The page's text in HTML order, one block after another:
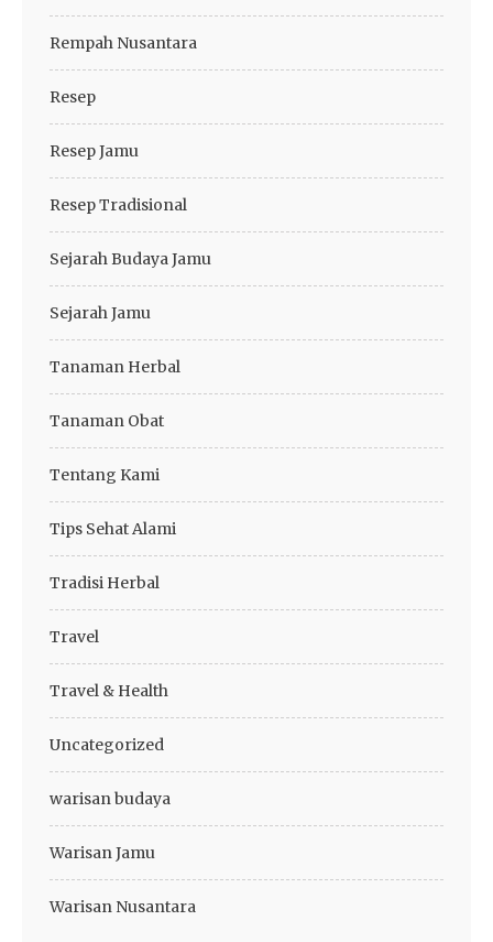
Rempah Nusantara
Resep
Resep Jamu
Resep Tradisional
Sejarah Budaya Jamu
Sejarah Jamu
Tanaman Herbal
Tanaman Obat
Tentang Kami
Tips Sehat Alami
Tradisi Herbal
Travel
Travel & Health
Uncategorized
warisan budaya
Warisan Jamu
Warisan Nusantara